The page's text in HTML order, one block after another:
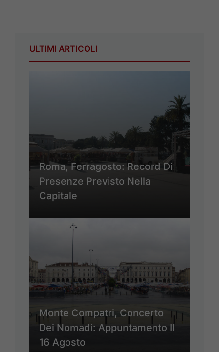
ULTIMI ARTICOLI
Roma, Ferragosto: Record Di
Presenze Previsto Nella
Capitale
Monte Compatri, Concerto
Dei Nomadi: Appuntamento Il
16 Agosto